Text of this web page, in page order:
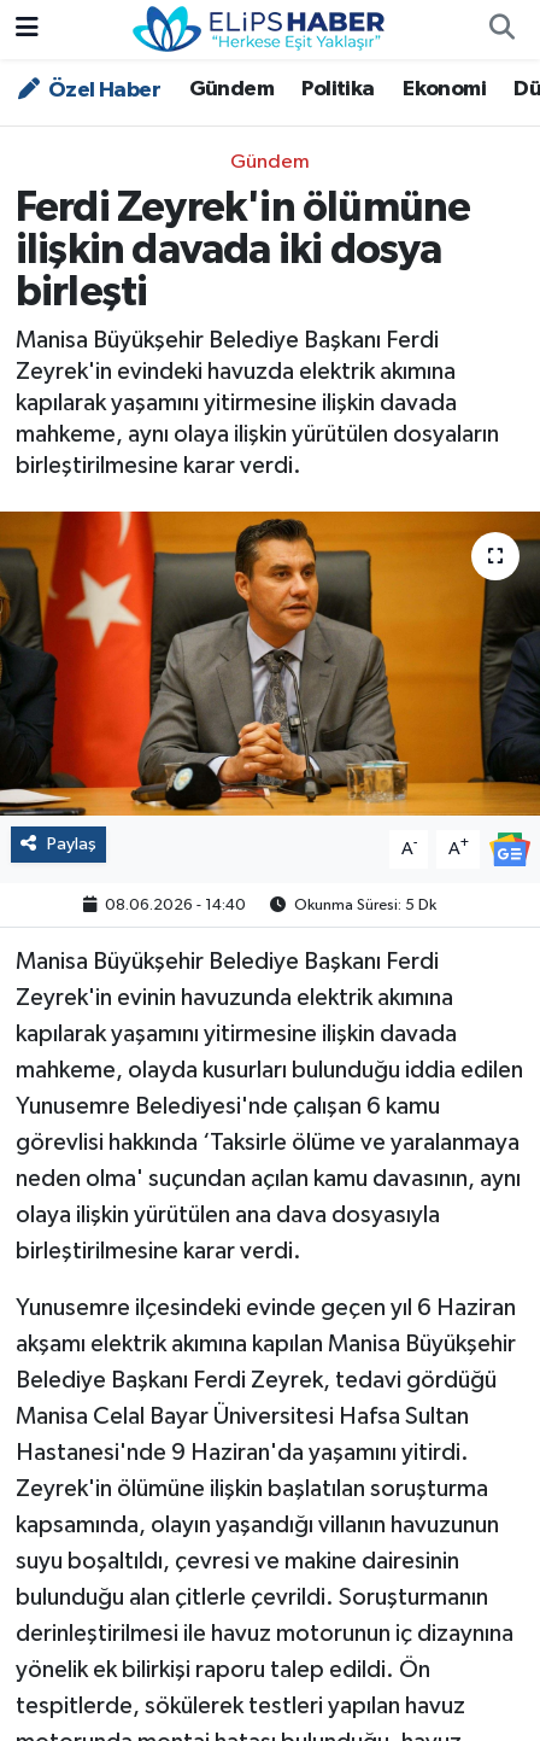
Özel Haber Gündem Politika Ekonomi
Gündem
Ferdi Zeyrek'in ölümüne
ilişkin davada iki dosya
birleşti
Manisa Büyükşehir Belediye Başkanı Ferdi
Zeyrek'in evindeki havuzda elektrik akımına
kapılarak yaşamını yitirmesine ilişkin davada
mahkeme, aynı olaya ilişkin yürütülen dosyaların
birleştirilmesine karar verdi.
Paylaş A- A+
08.06.2026 - 14:40 Okunma Süresi: 5 Dk
Manisa Büyükşehir Belediye Başkanı Ferdi
Zeyrek'in evinin havuzunda elektrik akımına
kapılarak yaşamını yitirmesine ilişkin davada
mahkeme, olayda kusurları bulunduğu iddia edilen
Yunusemre Belediyesi'nde çalışan 6 kamu
görevlisi hakkında ‘Taksirle ölüme ve yaralanmaya
neden olma' suçundan açılan kamu davasının, aynı
olaya ilişkin yürütülen ana dava dosyasıyla
birleştirilmesine karar verdi.
Yunusemre ilçesindeki evinde geçen yıl 6 Haziran
akşamı elektrik akımına kapılan Manisa Büyükşehir
Belediye Başkanı Ferdi Zeyrek, tedavi gördüğü
Manisa Celal Bayar Üniversitesi Hafsa Sultan
Hastanesi'nde 9 Haziran'da yaşamını yitirdi.
Zeyrek'in ölümüne ilişkin başlatılan soruşturma
kapsamında, olayın yaşandığı villanın havuzunun
suyu boşaltıldı, çevresi ve makine dairesinin
bulunduğu alan çitlerle çevrildi. Soruşturmanın
derinleştirilmesi ile havuz motorunun iç dizaynına
yönelik ek bilirkişi raporu talep edildi. Ön
tespitlerde, sökülerek testleri yapılan havuz
Özel Haber
Asayiş
Bilim - Teknoloji
Çevre - İklim
Dünya
Kültür - Sanat
Magazin
Politika
Sağlık
Yaşam
Çalışma Hayatı
Kadın
Yurt
Nöbetçi Eczaneler
Trafik Durumu
Süper Lig Puan Durumu ve Fikstür
Tüm Manşetler
Son Dakika Haberleri